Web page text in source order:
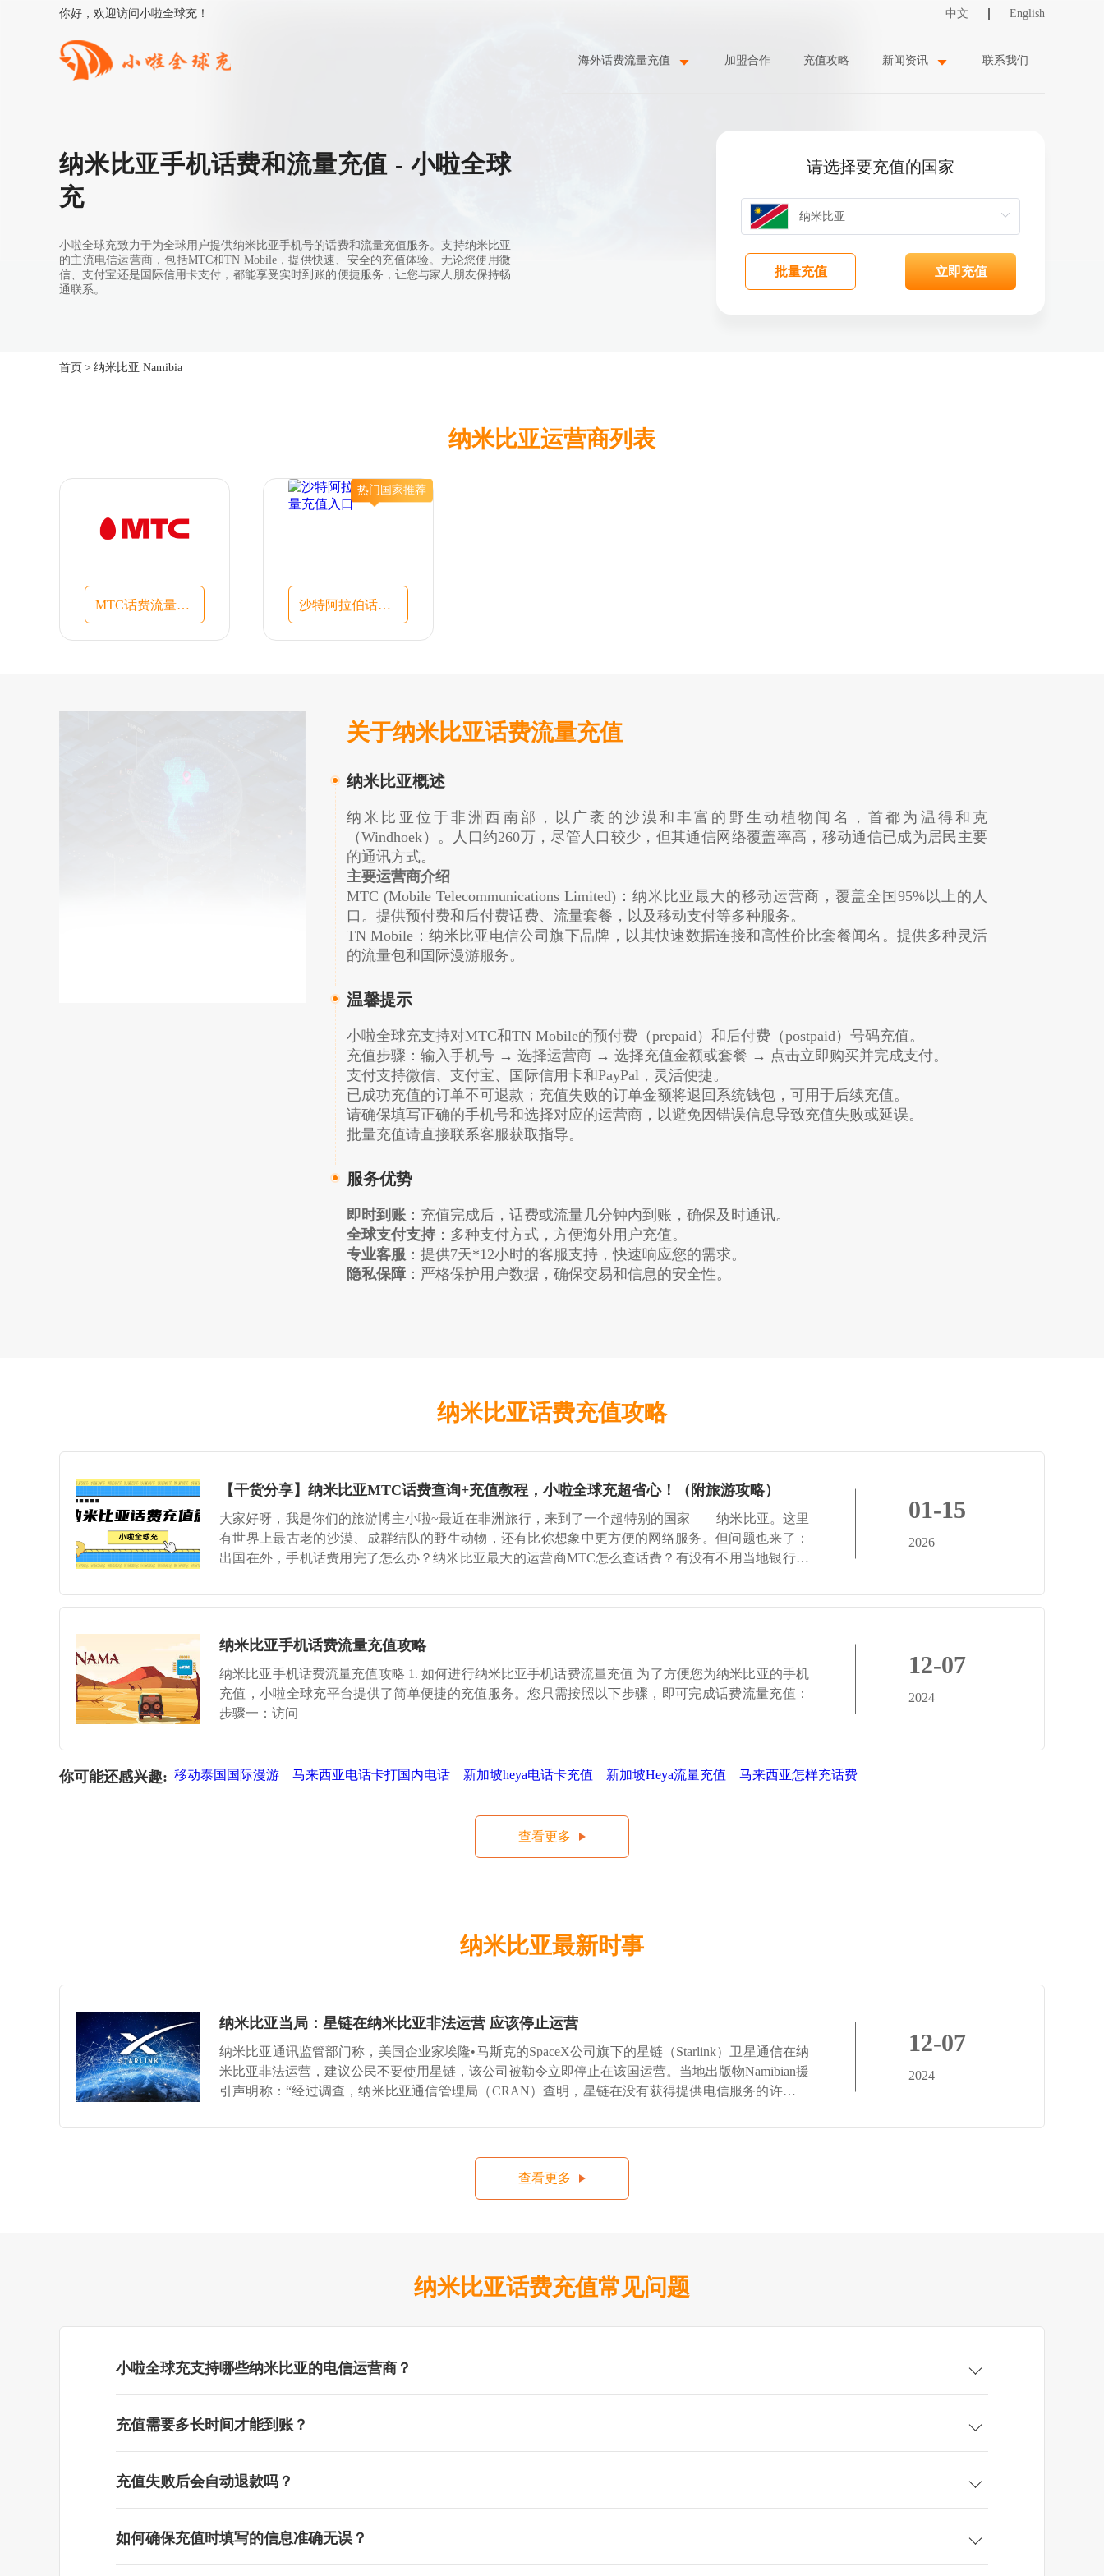
你好，欢迎访问小啦全球充！ 中文 English
海外话费流量充值 加盟合作 充值攻略 新闻资讯 联系我们
纳米比亚手机话费和流量充值 - 小啦全球
充
小啦全球充致力于为全球用户提供纳米比亚手机号的话费和流量充值服务。支持纳米比亚
的主流电信运营商，包括MTC和TN Mobile，提供快速、安全的充值体验。无论您使用微
信、支付宝还是国际信用卡支付，都能享受实时到账的便捷服务，让您与家人朋友保持畅
通联系。
请选择要充值的国家
批量充值 立即充值
首页 > 纳米比亚 Namibia
纳米比亚运营商列表
MTC话费流量充值入口
热门国家推荐
沙特阿拉伯话费流量充值入口
关于纳米比亚话费流量充值
纳米比亚概述
纳米比亚位于非洲西南部，以广袤的沙漠和丰富的野生动植物闻名，首都为温得和克
（Windhoek）。人口约260万，尽管人口较少，但其通信网络覆盖率高，移动通信已成为居民主要
的通讯方式。
主要运营商介绍
MTC (Mobile Telecommunications Limited)：纳米比亚最大的移动运营商，覆盖全国95%以上的人
口。提供预付费和后付费话费、流量套餐，以及移动支付等多种服务。
TN Mobile：纳米比亚电信公司旗下品牌，以其快速数据连接和高性价比套餐闻名。提供多种灵活
的流量包和国际漫游服务。
温馨提示
小啦全球充支持对MTC和TN Mobile的预付费（prepaid）和后付费（postpaid）号码充值。
充值步骤：输入手机号 → 选择运营商 → 选择充值金额或套餐 → 点击立即购买并完成支付。
支付支持微信、支付宝、国际信用卡和PayPal，灵活便捷。
已成功充值的订单不可退款；充值失败的订单金额将退回系统钱包，可用于后续充值。
请确保填写正确的手机号和选择对应的运营商，以避免因错误信息导致充值失败或延误。
批量充值请直接联系客服获取指导。
服务优势
即时到账 ：充值完成后，话费或流量几分钟内到账，确保及时通讯。
全球支付支持：多种支付方式，方便海外用户充值。
专业客服 ：提供7天*12小时的客服支持，快速响应您的需求。
隐私保障 ：严格保护用户数据，确保交易和信息的安全性。
纳米比亚话费充值攻略
【干货分享】纳米比亚MTC话费查询+充值教程，小啦全球充超省心！（附旅游攻略）
大家好呀，我是你们的旅游博主小啦~最近在非洲旅行，来到了一个超特别的国家——纳米比亚。这里
有世界上最古老的沙漠、成群结队的野生动物，还有比你想象中更方便的网络服务。但问题也来了：
出国在外，手机话费用完了怎么办？纳米比亚最大的运营商MTC怎么查话费？有没有不用当地银行卡
01-15
2026
纳米比亚手机话费流量充值攻略
纳米比亚手机话费流量充值攻略 1. 如何进行纳米比亚手机话费流量充值 为了方便您为纳米比亚的手机
充值，小啦全球充平台提供了简单便捷的充值服务。您只需按照以下步骤，即可完成话费流量充值：
步骤一：访问
12-07
2024
你可能还感兴趣: 移动泰国国际漫游 马来西亚电话卡打国内电话 新加坡heya电话卡充值 新加坡Heya流量充值 马来西亚怎样充话费
查看更多
纳米比亚最新时事
纳米比亚当局：星链在纳米比亚非法运营 应该停止运营
纳米比亚通讯监管部门称，美国企业家埃隆•马斯克的SpaceX公司旗下的星链（Starlink）卫星通信在纳
米比亚非法运营，建议公民不要使用星链，该公司被勒令立即停止在该国运营。当地出版物Namibian援
引声明称：“经过调查，纳米比亚通信管理局（CRAN）查明，星链在没有获得提供电信服务的许可证
12-07
2024
查看更多
纳米比亚话费充值常见问题
小啦全球充支持哪些纳米比亚的电信运营商？
充值需要多长时间才能到账？
充值失败后会自动退款吗？
如何确保充值时填写的信息准确无误？